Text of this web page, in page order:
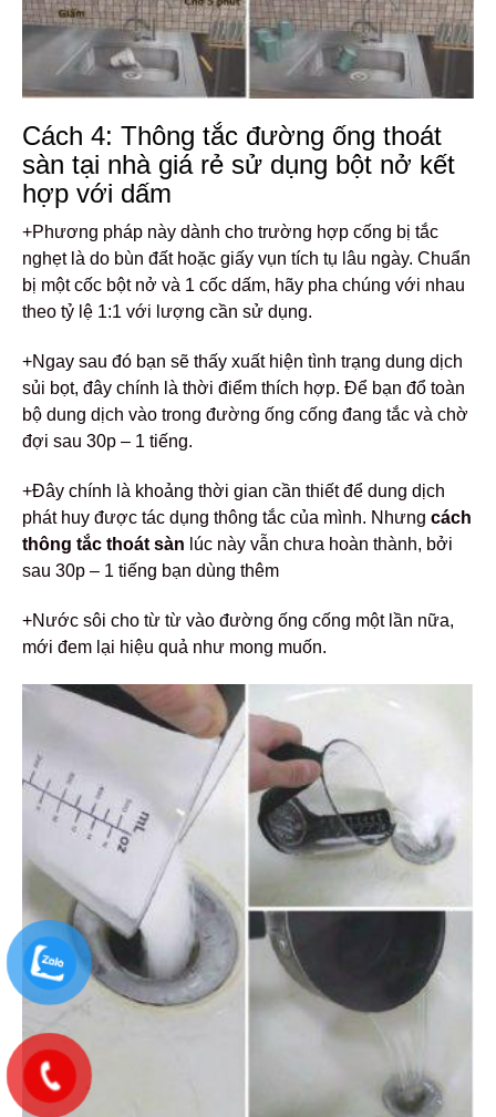
Cách 4: Thông tắc đường ống thoát
sàn tại nhà giá rẻ sử dụng bột nở kết
hợp với dấm
+Phương pháp này dành cho trường hợp cống bị tắc
nghẹt là do bùn đất hoặc giấy vụn tích tụ lâu ngày. Chuẩn
bị một cốc bột nở và 1 cốc dấm, hãy pha chúng với nhau
theo tỷ lệ 1:1 với lượng cần sử dụng.
+Ngay sau đó bạn sẽ thấy xuất hiện tình trạng dung dịch
sủi bọt, đây chính là thời điểm thích hợp. Để bạn đổ toàn
bộ dung dịch vào trong đường ống cống đang tắc và chờ
đợi sau 30p – 1 tiếng.
+Đây chính là khoảng thời gian cần thiết để dung dịch
phát huy được tác dụng thông tắc của mình. Nhưng cách
thông tắc thoát sàn lúc này vẫn chưa hoàn thành, bởi
sau 30p – 1 tiếng bạn dùng thêm
+Nước sôi cho từ từ vào đường ống cống một lần nữa,
mới đem lại hiệu quả như mong muốn.